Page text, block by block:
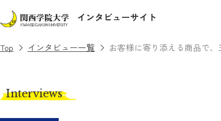
インタビューサイト
Top インタビュー一覧 お客様に寄り添える商品で
Interviews